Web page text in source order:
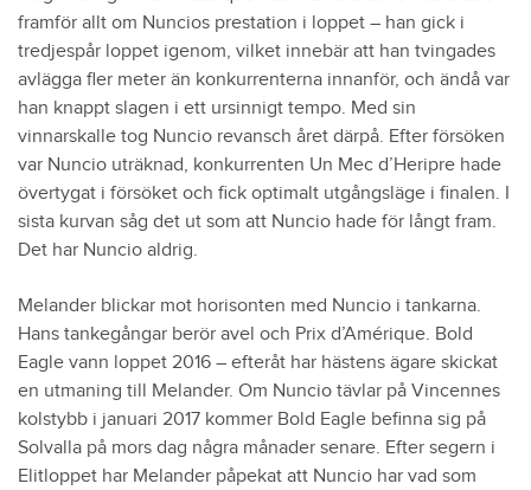
framför allt om Nuncios prestation i loppet – han gick i
tredjespår loppet igenom, vilket innebär att han tvingades
avlägga fler meter än konkurrenterna innanför, och ändå var
han knappt slagen i ett ursinnigt tempo. Med sin
vinnarskalle tog Nuncio revansch året därpå. Efter försöken
var Nuncio uträknad, konkurrenten Un Mec d’Heripre hade
övertygat i försöket och fick optimalt utgångsläge i finalen. I
sista kurvan såg det ut som att Nuncio hade för långt fram.
Det har Nuncio aldrig.
Melander blickar mot horisonten med Nuncio i tankarna.
Hans tankegångar berör avel och Prix d’Amérique. Bold
Eagle vann loppet 2016 – efteråt har hästens ägare skickat
en utmaning till Melander. Om Nuncio tävlar på Vincennes
kolstybb i januari 2017 kommer Bold Eagle befinna sig på
Solvalla på mors dag några månader senare. Efter segern i
Elitloppet har Melander påpekat att Nuncio har vad som